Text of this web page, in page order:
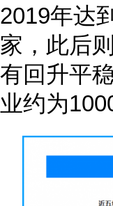
2019年达
家，此后
有回升平
业约为